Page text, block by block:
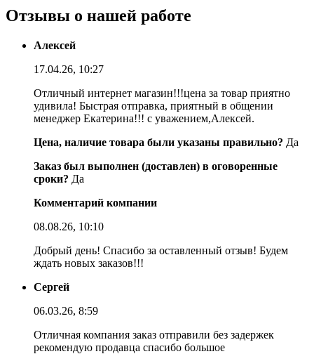
Отзывы о нашей работе
Алексей
17.04.26, 10:27
Отличный интернет магазин!!!цена за товар приятно
удивила! Быстрая отправка, приятный в общении
менеджер Екатерина!!! с уважением,Алексей.
Цена, наличие товара были указаны правильно? Да
Заказ был выполнен (доставлен) в оговоренные
сроки? Да
Комментарий компании
08.08.26, 10:10
Добрый день! Спасибо за оставленный отзыв! Будем
ждать новых заказов!!!
Сергей
06.03.26, 8:59
Отличная компания заказ отправили без задержек
рекомендую продавца спасибо большое